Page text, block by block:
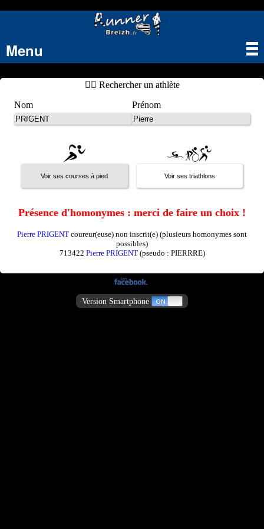
Menu
🏃‍♂️ Rechercher un athlète
Nom
Prénom
Présence d'homonymes : merci de faire un choix !
Pierre PRIGENT coureur(euse) non inscrit(e) (plusieurs homonymes sont
possibles)
713422 Pierre PRIGENT(pseudo : PIERRRE)
Version Smartphone